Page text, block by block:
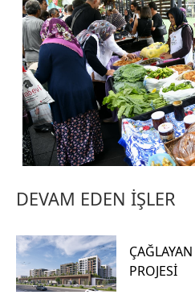
DEVAM EDEN İŞLER
PROJESİ